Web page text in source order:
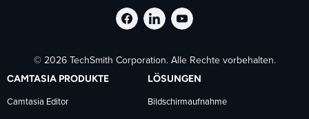
TechSmith
auf
Facebook
TechSmith
auf
LinkedIn
TechSmith
auf
YouTube
© 2026 TechSmith Corporation. Alle Rechte vorbehalten.
CAMTASIA PRODUKTE
Camtasia Editor
LÖSUNGEN
Bildschirmaufnahme